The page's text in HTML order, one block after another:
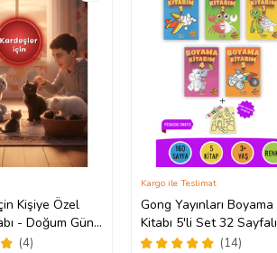
Kişiye Özel
- Doğum Günü
Hediyesi
(4)
Gong Yayınları Boyama
Kitabı 5'li Set 32 Sayfalı
Toplam 160 Sayfa Kum
(14)
Kargo ile Teslimat